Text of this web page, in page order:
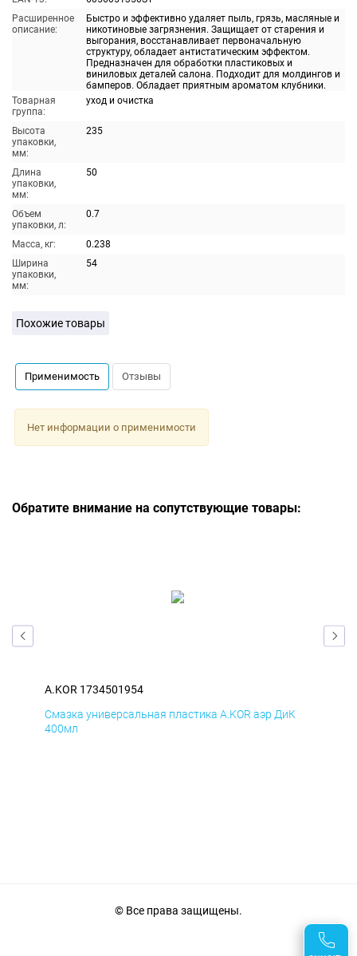
Расширенное
описание:
Быстро и эффективно удаляет пыль, грязь, масляные и
никотиновые загрязнения. Защищает от старения и
выгорания, восстанавливает первоначальную
структуру, обладает антистатическим эффектом.
Предназначен для обработки пластиковых и
виниловых деталей салона. Подходит для молдингов и
бамперов. Обладает приятным ароматом клубники.
Товарная
группа:
уход и очистка
Высота
упаковки,
мм:
235
Длина
упаковки,
мм:
50
Объем
упаковки, л:
0.7
Масса, кг:
0.238
Ширина
упаковки,
мм:
54
Похожие товары
Применимость Отзывы
Нет информации о применимости
Обратите внимание на сопутствующие товары:
A.KOR 1734501954
Смазка универсальная пластика A.KOR аэр ДиК
400мл
© Все права защищены.